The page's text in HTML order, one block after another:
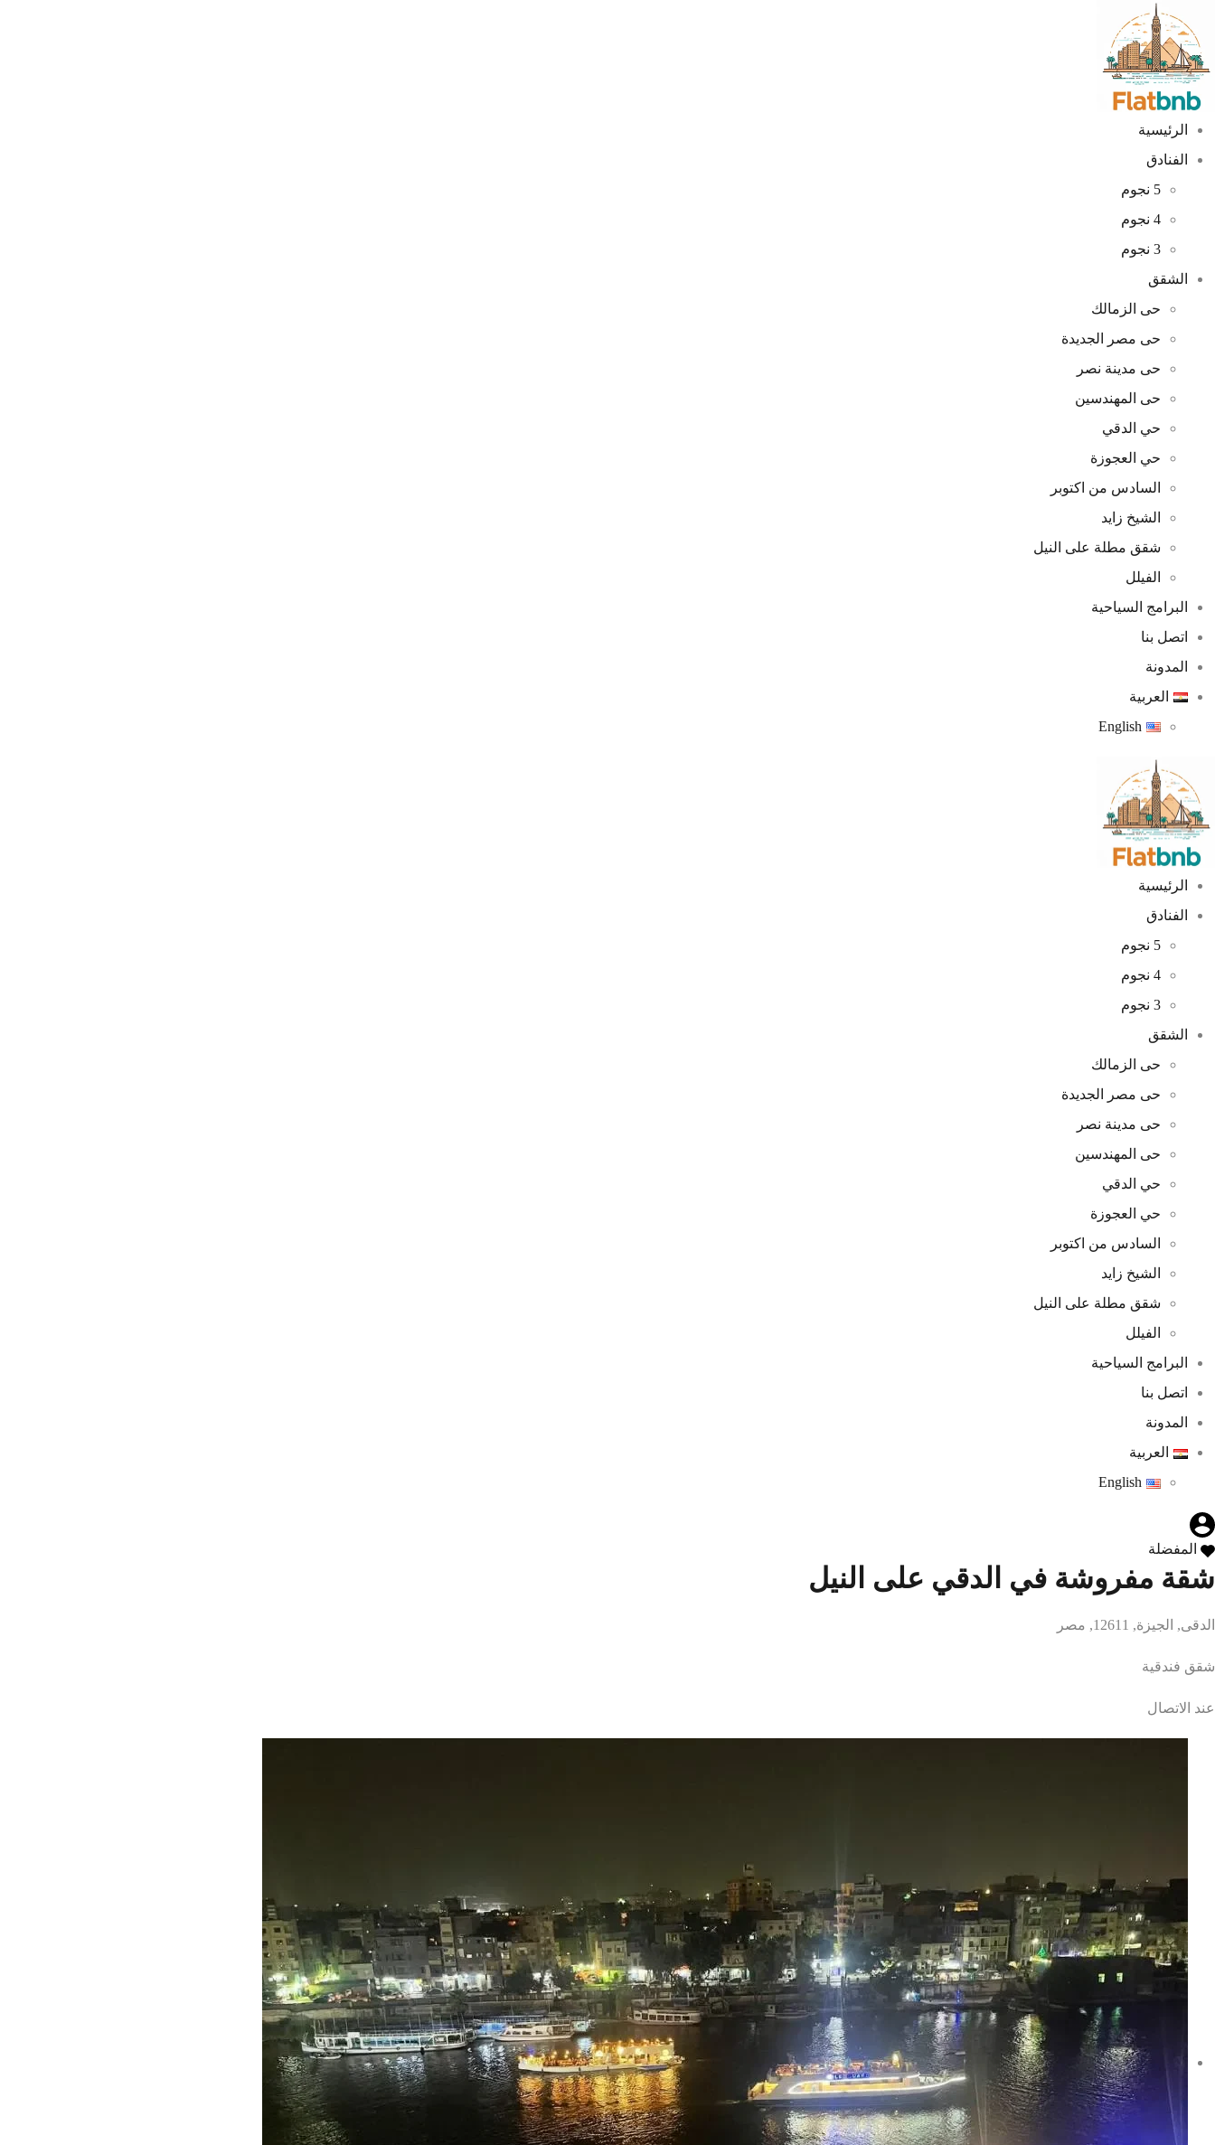
الرئيسية
الفنادق
5 نجوم
4 نجوم
3 نجوم
الشقق
حى الزمالك
حى مصر الجديدة
حى مدينة نصر
حى المهندسين
حي الدقي
حي العجوزة
السادس من اكتوبر
الشيخ زايد
شقق مطلة على النيل
الفيلل
البرامج السياحية
اتصل بنا
المدونة
العربية
English
الرئيسية
الفنادق
5 نجوم
4 نجوم
3 نجوم
الشقق
حى الزمالك
حى مصر الجديدة
حى مدينة نصر
حى المهندسين
حي الدقي
حي العجوزة
السادس من اكتوبر
الشيخ زايد
شقق مطلة على النيل
الفيلل
البرامج السياحية
اتصل بنا
المدونة
العربية
English
المفضلة
شقة مفروشة في الدقي على النيل
الدقى, الجيزة, 12611, مصر
شقق فندقية
عند الاتصال